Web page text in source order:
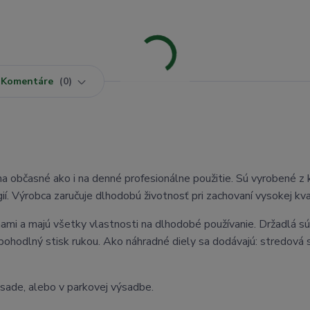
Komentáre 0
občasné ako i na denné profesionálne použitie. Sú vyrobené z
Výrobca zaručuje dlhodobú životnosť pri zachovaní vysokej
a majú všetky vlastnosti na dlhodobé používanie. Držadlá sú
stisk rukou. Ako náhradné diely sa dodávajú: stredová
alebo v parkovej výsadbe.